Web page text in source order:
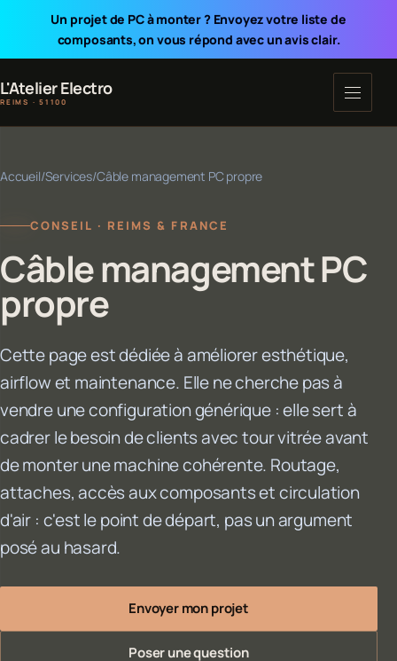
Un projet de PC à monter ? Envoyez votre liste de
composants, on vous répond avec un avis clair.
L'Atelier Electro
REIMS · 51100
Accueil/Services/Câble management PC propre
CONSEIL · REIMS & FRANCE
Câble management PC
propre
Cette page est dédiée à améliorer esthétique,
airflow et maintenance. Elle ne cherche pas à
vendre une configuration générique : elle sert à
cadrer le besoin de clients avec tour vitrée avant
de monter une machine cohérente. Routage,
attaches, accès aux composants et circulation
d'air : c'est le point de départ, pas un argument
posé au hasard.
Envoyer mon projet
Poser une question